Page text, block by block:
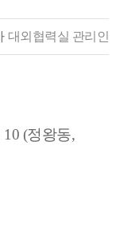
대외협력실 관리인
(정왕동,